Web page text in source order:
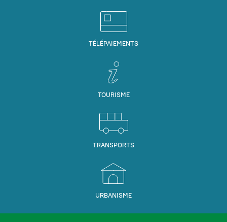
TÉLÉPAIEMENTS
TOURISME
TRANSPORTS
URBANISME